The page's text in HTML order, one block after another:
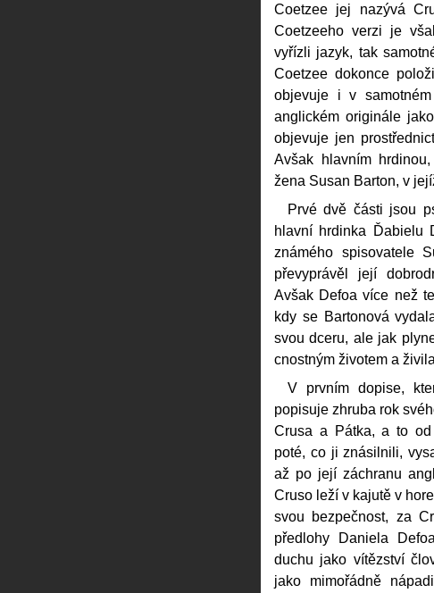
Coetzee jej nazývá
Coetzeeho verzi je
vyřízli jazyk, tak
Coetzee dokonce
objevuje i v
anglickém originále
objevuje jen
Avšak hlavním
žena Susan Barton, v
Prvé dvě části jsou
hlavní hrdinka Ďabielu
známého spisovatele
převyprávěl její
Avšak Defoa více než
kdy se Bartonová
svou dceru, ale jak
cnostným životem a
V prvním dopise,
popisuje zhruba rok
Crusa a Pátka, a to od
poté, co ji znásilnili,
až po její záchranu
Cruso leží v kajutě v
svou bezpečnost, za
předlohy Daniela
duchu jako vítězství
jako mimořádně